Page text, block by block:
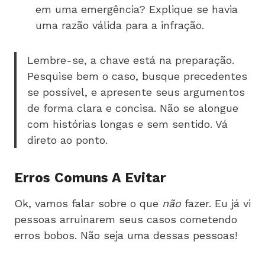
em uma emergência? Explique se havia
uma razão válida para a infração.
Lembre-se, a chave está na preparação.
Pesquise bem o caso, busque precedentes
se possível, e apresente seus argumentos
de forma clara e concisa. Não se alongue
com histórias longas e sem sentido. Vá
direto ao ponto.
Erros Comuns A Evitar
Ok, vamos falar sobre o que não fazer. Eu já vi
pessoas arruinarem seus casos cometendo
erros bobos. Não seja uma dessas pessoas!